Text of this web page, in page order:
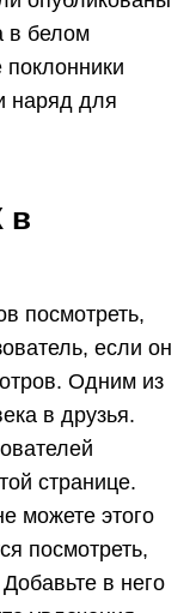
в белом
наряд для
в
посмотреть,
если он
Одним из
в друзья.
странице.
можете этого
посмотреть,
в него